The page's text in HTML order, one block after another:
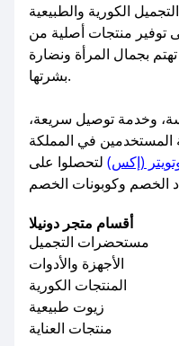
الكورية والطبيعية
توفير منتجات أصلية من
بجمال المرأة ونضارة
بشرتها.
وخدمة توصيل سريعة،
(إكس) لتحصلوا على
أقسام متجر دونيلا
مستحضرات التجميل
الأجهزة والأدوات
المنتجات الكورية
زيوت طبيعية
منتجات العناية